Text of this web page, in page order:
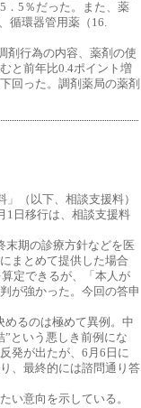
．5％だった。また、薬
循環器管用薬（16.
剤行為の内容、薬剤の使
と前年比0.4ポイント増
回った。調剤薬局の薬剤
（以下、相談支援料）
1日移行は、相談支援料
期の診療方針などを医
まとめて提供した場合
定できるが、「本人が
が強かった。今回の答申
るのは極めて異例。中
”という悪しき前例にな
発が出たが、6月6日に
、最終的には諮問通り答
い意向を示している。